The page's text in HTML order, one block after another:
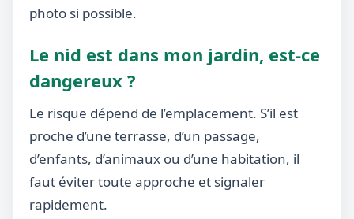
photo si possible.
Le nid est dans mon jardin, est-ce
dangereux ?
Le risque dépend de l’emplacement. S’il est
proche d’une terrasse, d’un passage,
d’enfants, d’animaux ou d’une habitation, il
faut éviter toute approche et signaler
rapidement.